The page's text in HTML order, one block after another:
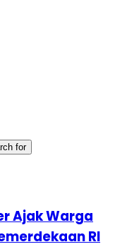
for
Ajak Warga
RI